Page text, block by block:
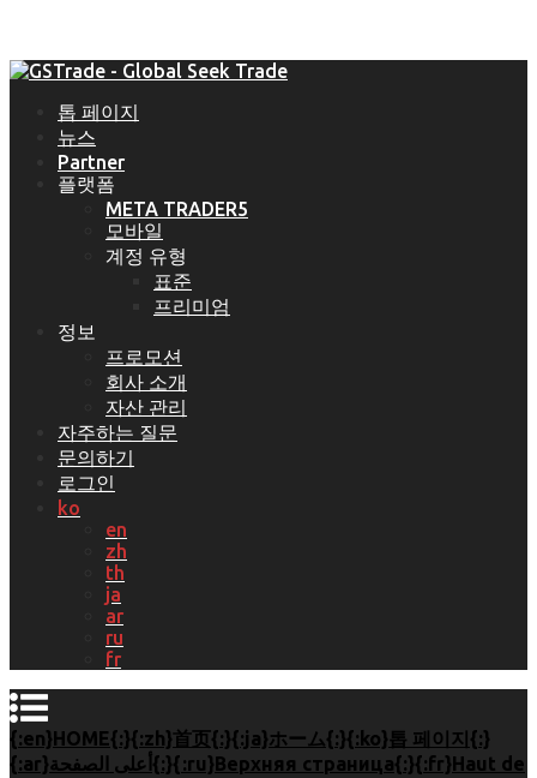
톱 페이지
뉴스
Partner
플랫폼
META TRADER5
모바일
계정 유형
표준
프리미엄
정보
프로모션
회사 소개
자산 관리
자주하는 질문
문의하기
로그인
ko
en
zh
th
ja
ar
ru
fr
{:en}HOME{:}{:zh}首页{:}{:ja}ホーム{:}{:ko}톱 페이지{:}
{:ar}أعلى الصفحة{:}{:ru}Верхняя страница{:}{:fr}Haut de